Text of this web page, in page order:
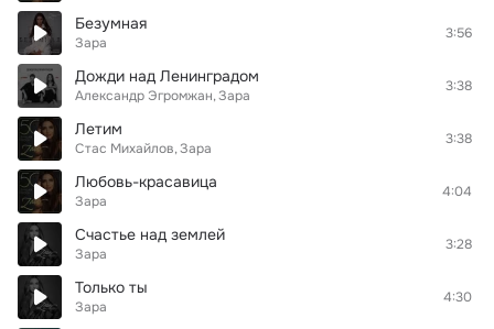
Безумная
Зара
3:56
Дожди над Ленинградом
Александр Эгромжан Зара
3:38
Летим
Стас Михайлов Зара
3:38
Любовь-красавица
Зара
4:04
Счастье над землей
Зара
3:28
Только ты
Зара
4:30